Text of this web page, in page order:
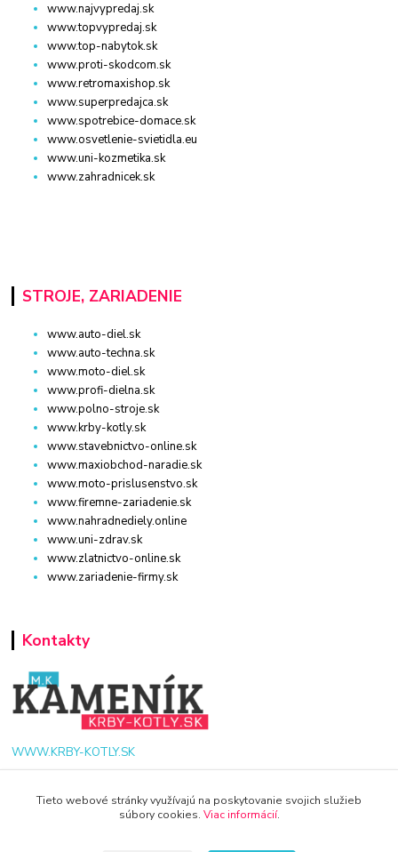
www.najvypredaj.sk
www.topvypredaj.sk
www.top-nabytok.sk
www.proti-skodcom.sk
www.retromaxishop.sk
www.superpredajca.sk
www.spotrebice-domace.sk
www.osvetlenie-svietidla.eu
www.uni-kozmetika.sk
www.zahradnicek.sk
STROJE, ZARIADENIE
www.auto-diel.sk
www.auto-techna.sk
www.moto-diel.sk
www.profi-dielna.sk
www.polno-stroje.sk
www.krby-kotly.sk
www.stavebnictvo-online.sk
www.maxiobchod-naradie.sk
www.moto-prislusenstvo.sk
www.firemne-zariadenie.sk
www.nahradnediely.online
www.uni-zdrav.sk
www.zlatnictvo-online.sk
www.zariadenie-firmy.sk
Kontakty
WWW.KRBY-KOTLY.SK
Tieto webové stránky využívajú na poskytovanie svojich služieb
súbory cookies. Viac informácií.